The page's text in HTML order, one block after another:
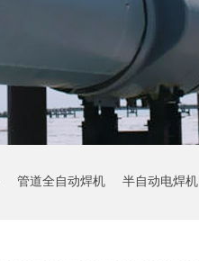
管道全自动焊机 半自动电焊机